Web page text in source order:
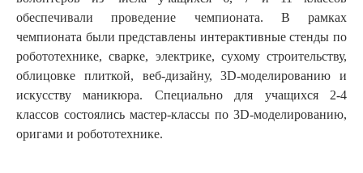
обеспечивали проведение чемпионата. В рамках
чемпионата были представлены интерактивные стенды по
робототехнике, сварке, электрике, сухому строительству,
облицовке плиткой, веб-дизайну, 3D-моделированию и
искусству маникюра. Специально для учащихся 2-4
классов состоялись мастер-классы по 3D-моделированию,
оригами и робототехнике.